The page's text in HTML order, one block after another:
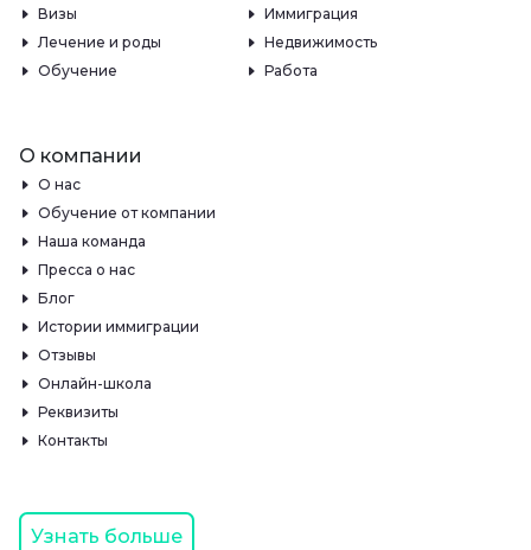
Визы
Иммиграция
Лечение и роды
Недвижимость
Обучение
Работа
О компании
О нас
Обучение от компании
Наша команда
Пресса о нас
Блог
Истории иммиграции
Отзывы
Онлайн-школа
Реквизиты
Контакты
Узнать больше